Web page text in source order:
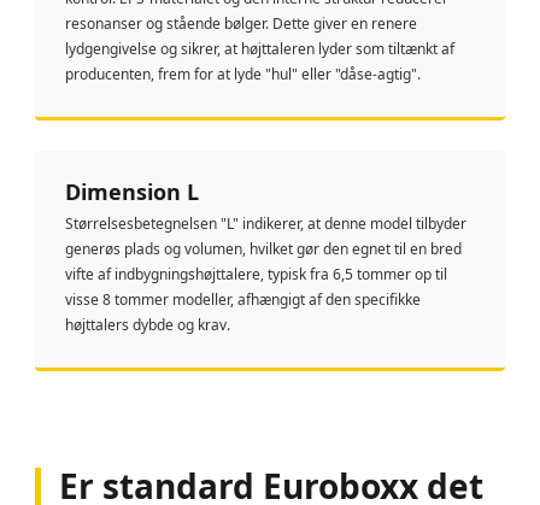
resonanser og stående bølger. Dette giver en renere
lydgengivelse og sikrer, at højttaleren lyder som tiltænkt af
producenten, frem for at lyde "hul" eller "dåse-agtig".
Dimension L
Størrelsesbetegnelsen "L" indikerer, at denne model tilbyder
generøs plads og volumen, hvilket gør den egnet til en bred
vifte af indbygningshøjttalere, typisk fra 6,5 tommer op til
visse 8 tommer modeller, afhængigt af den specifikke
højttalers dybde og krav.
Er standard Euroboxx det